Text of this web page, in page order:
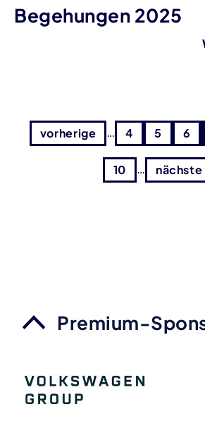
Begehungen 2025
vorherige … 4 5 6
10 … nächste
Premium-